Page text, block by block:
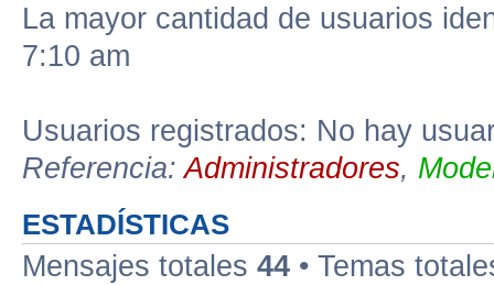
La mayor cantidad de usuarios
7:10 am
Usuarios registrados: No hay
Referencia:Administradores,
ESTADÍSTICAS
Mensajes totales 44 • Temas